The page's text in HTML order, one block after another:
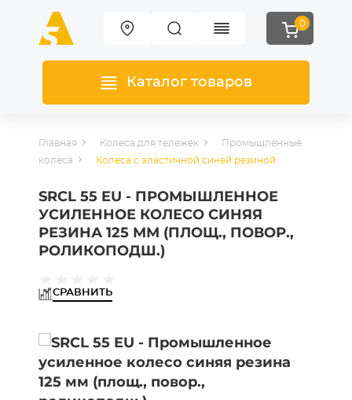
0
Каталог товаров
Главная Колеса для тележек
Промышленные
колеса
Колеса с эластичной синей резиной
SRCL 55 EU - ПРОМЫШЛЕННОЕ
УСИЛЕННОЕ КОЛЕСО СИНЯЯ
РЕЗИНА 125 ММ (ПЛОЩ., ПОВОР.,
РОЛИКОПОДШ.)
СРАВНИТЬ